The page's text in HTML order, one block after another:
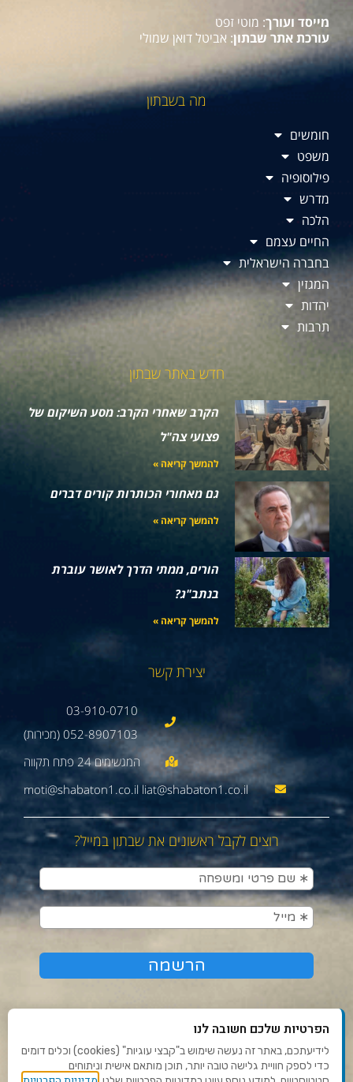
מייסד ועורך: מוטי זפט
עורכת אתר שבתון: אביטל דואן שמולי
מה בשבתון
חומשים
משפט
פילוסופיה
מדרש
הלכה
החיים עצמם
בחברה הישראלית
המגזין
יהדות
תרבות
חדש באתר שבתון
הקרב שאחרי הקרב: מסע השיקום של
פצועי צה"ל
להמשך קריאה »
גם מאחורי הכותרות קורים דברים
להמשך קריאה »
הורים, ממתי הדרך לאושר עוברת
בנתב"ג?
להמשך קריאה »
יצירת קשר
03-910-0710
052-8907103 (מכירות)
moti@shabaton1.co.il liat@shabaton1.co.il
רוצים לקבל ראשונים את שבתון במייל?
תנאי שימוש ומדיניות פרטיות
הפרטיות שלכם חשובה לנו
לידיעתכם, באתר זה נעשה שימוש ב"קבצי עוגיות" (cookies) וכלים דומים
כדי לספק חוויית גלישה טובה יותר, תוכן מותאם אישית וניתוחים